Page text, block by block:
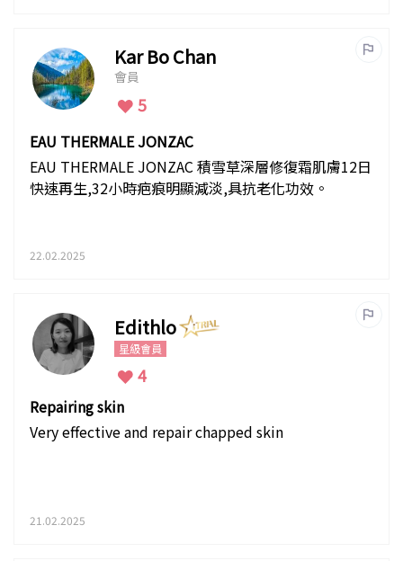
Kar Bo Chan
會員
5
EAU THERMALE JONZAC
EAU THERMALE JONZAC 積雪草深層修復霜肌膚12日
快速再生,32小時疤痕明顯減淡,具抗老化功效。
22.02.2025
Edithlo
星級會員
4
Repairing skin
Very effective and repair chapped skin
21.02.2025